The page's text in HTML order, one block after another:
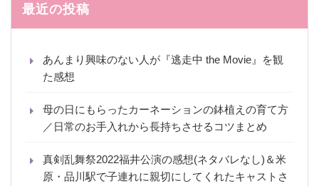
最近の投稿
あんまり興味のない人が『逃走中 the Movie』を観
た感想
母の日にもらったカーネーションの鉢植えの育て方
／日常のお手入れから長持ちさせるコツまとめ
真剣乱舞祭2022福井公演の感想(ネタバレなし)＆米
原・品川駅で子連れに親切にしてくれたキャストさ